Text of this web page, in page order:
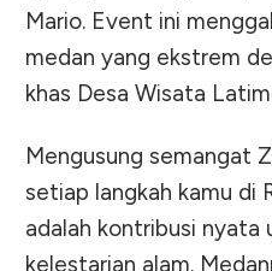
Mario. Event ini
medan yang ekstrem
khas Desa Wisata
Mengusung semangat
setiap langkah kamu di
adalah kontribusi nyata
kelestarian alam.